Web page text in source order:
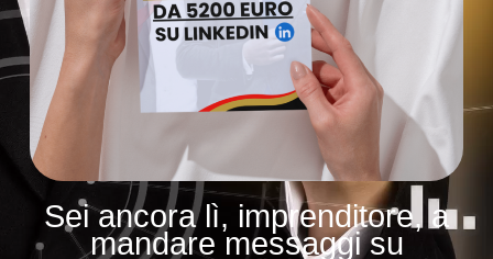
Sei ancora lì, imprenditore, a
mandare messaggi su